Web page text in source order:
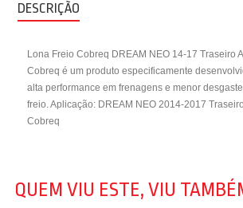
DESCRIÇÃO
Lona Freio Cobreq DREAM NEO 14-17 Traseiro
Cobreq é um produto especificamente
alta performance em frenagens e menor
freio. Aplicação: DREAM NEO 2014-2017
Cobreq
QUEM VIU ESTE, VIU